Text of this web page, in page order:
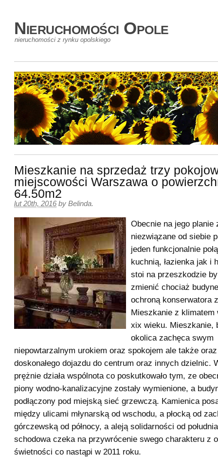
Nieruchomości Opole
nieruchomości z rynku opolskiego
Mieszkanie na sprzedaż trzy
miejscowości Warszawa o
64.50m2
lut 20th, 2016 by Belinda.
Obecnie na jego planie
niezwiązane od siebie
jeden funkcjonalnie
kuchnią, łazienka jak i
stoi na przeszkodzie by
zmienić chociaż
ochroną konserwatora
Mieszkanie z klimatem
xix wieku. Mieszkanie,
okolica zachęca swym
niepowtarzalnym urokiem oraz spokojem ale także
doskonałego dojazdu do centrum oraz innych dzielnic.
prężnie działa wspólnota co poskutkowało tym, ze
piony wodno-kanalizacyjne zostały wymienione, a
podłączony pod miejską sieć grzewczą. Kamienica
między ulicami młynarską od wschodu, a płocką od
górczewską od północy, a aleją solidarności od
schodowa czeka na przywrócenie swego charakteru z
świetności co nastąpi w 2011 roku.